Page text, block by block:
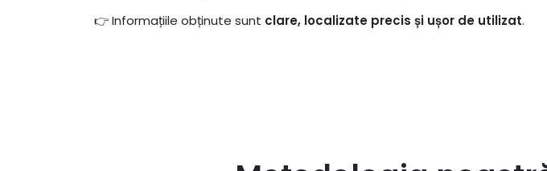
👉 Informațiile obținute sunt clare, localizate precis și ușor de utilizat.